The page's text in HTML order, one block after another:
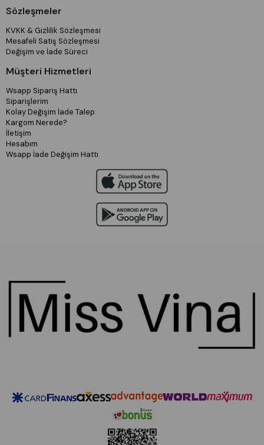
Sözleşmeler
KVKK & Gizlilik Sözleşmesi
Mesafeli Satiş Sözleşmesi
Değişim ve İade Süreci
Müşteri Hizmetleri
Wsapp Sipariş Hattı
Siparişlerim
Kolay Değişim İade Talep
Kargom Nerede?
İletişim
Hesabım
Wsapp İade Değişim Hattı